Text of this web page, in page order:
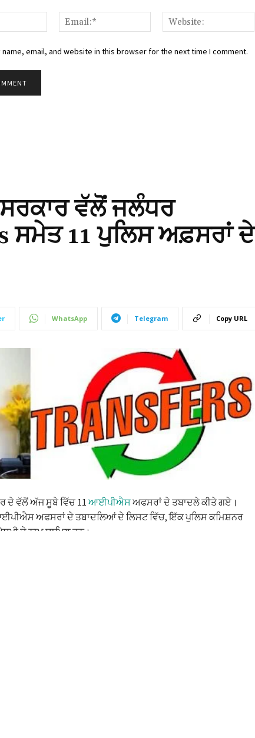
Name:*
Email:*
name, email, and website in this browser for the next time I comment.